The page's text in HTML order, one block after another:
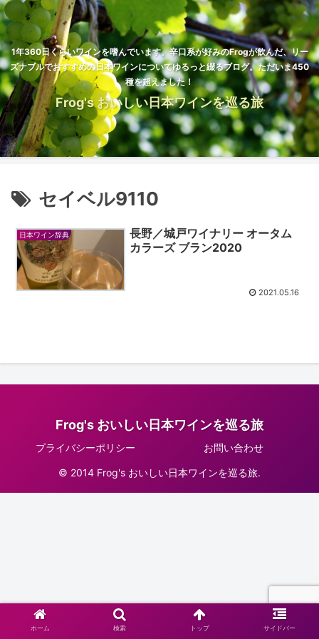
1年360日くらいワインを嗜んでいます。辛口系が好みのFrogが飲んだ、リー
ズナブルでおすすめの日本ワインについてゆるっと綴るブログ。ただいま450
種を超えました！
Frog's おいしい日本ワインを巡る旅
セイベル9110
日本ワイン辞典
長野／城戸ワイナリー オータム
カラーズ ブラン2020
2021.05.16
Frog's おいしい日本ワインを巡る旅
プライバシーポリシー お問い合わせ
© 2014 Frog's おいしい日本ワインを巡る旅.
ホーム 検索 トップ サイドバー